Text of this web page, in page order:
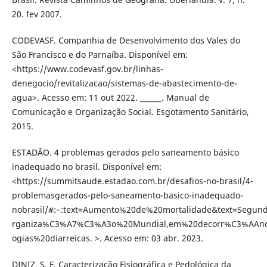
20. fev 2007.
CODEVASF. Companhia de Desenvolvimento dos Vales do
São Francisco e do Parnaíba. Disponível em:
<https://www.codevasf.gov.br/linhas-
denegocio/revitalizacao/sistemas-de-abastecimento-de-
agua>. Acesso em: 11 out 2022. ______. Manual de
Comunicação e Organização Social. Esgotamento Sanitário,
2015.
ESTADÃO. 4 problemas gerados pelo saneamento básico
inadequado no brasil. Disponível em:
<https://summitsaude.estadao.com.br/desafios-no-brasil/4-
problemasgerados-pelo-saneamento-basico-inadequado-
nobrasil/
ogias%20diarreicas. >. Acesso em: 03 abr. 2023.
DINIZ, S. F. Caracterização Fisiográfica e Pedológica da